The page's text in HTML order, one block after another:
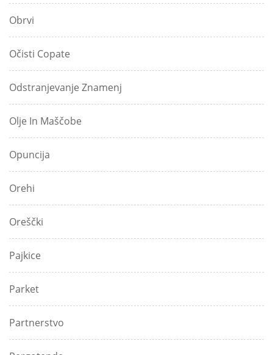
Obrvi
Očisti Copate
Odstranjevanje Znamenj
Olje In Maščobe
Opuncija
Orehi
Oreščki
Pajkice
Parket
Partnerstvo